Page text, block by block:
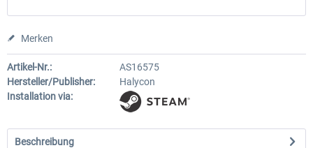
Merken
Artikel-Nr.:
AS16575
Hersteller/Publisher:
Halycon
Installation via:
Beschreibung